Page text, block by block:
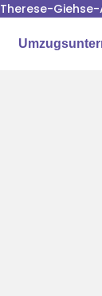
Therese-Giehse-